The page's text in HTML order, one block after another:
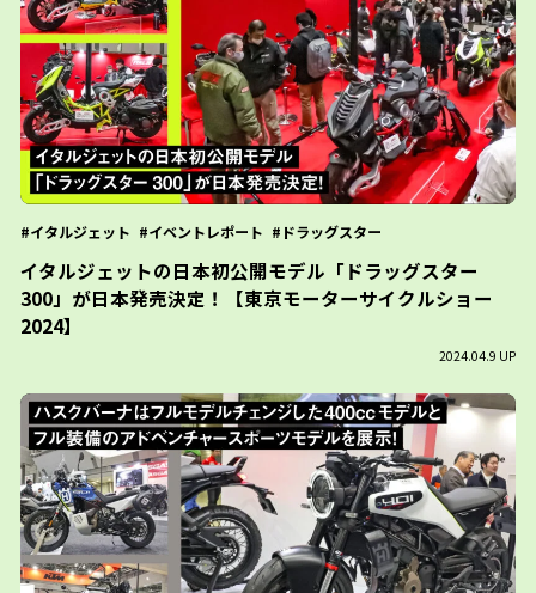
イタルジェット イベントレポート ドラッグスター
イタルジェットの日本初公開モデル「ドラッグスター
300」が日本発売決定！【東京モーターサイクルショー
2024】
2024.04.9 UP